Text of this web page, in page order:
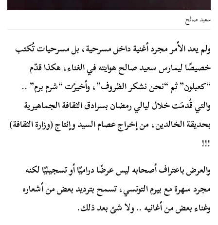
سعيد صالح
ولم يعد الأمر مجرد أغنية داخل مسرحية، بل مسرحيات تُكتب
خصيصًا ليمارس سعيد صالح هوايته في الغناء، هكذا قدّم
“كعبلون” ثم “نحن نشكر الظروف”، وأخيرًت “شرم برم” ..
والتي قُدمَت خلال ليالي رمضان بسرادق الثقافة الجماهيرية
بحديقة الخالدين، من إخراج عصام السيد وإنتاج (وزارة الثقافة)
!!!
والعرض باعتراف أصحابه ليس عرضًا دراميًا أو تسجيليًا لكنه
مجرد سهرة مع بيرم التونسي، تسمح بترديد بعض من أشعاره
وغناء بعض من أغانيه .. ولا شئ بعد ذلك.